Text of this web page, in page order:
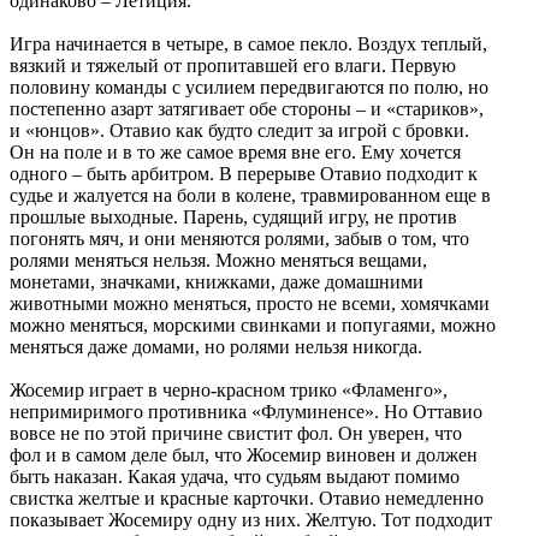
Игра начинается в четыре, в самое пекло. Воздух теплый,
вязкий и тяжелый от пропитавшей его влаги. Первую
половину команды с усилием передвигаются по полю, но
постепенно азарт затягивает обе стороны – и «стариков»,
и «юнцов». Отавио как будто следит за игрой с бровки.
Он на поле и в то же самое время вне его. Ему хочется
одного – быть арбитром. В перерыве Отавио подходит к
судье и жалуется на боли в колене, травмированном еще в
прошлые выходные. Парень, судящий игру, не против
погонять мяч, и они меняются ролями, забыв о том, что
ролями меняться нельзя. Можно меняться вещами,
монетами, значками, книжками, даже домашними
животными можно меняться, просто не всеми, хомячками
можно меняться, морскими свинками и попугаями, можно
меняться даже домами, но ролями нельзя никогда.
Жосемир играет в черно-красном трико «Фламенго»,
непримиримого противника «Флуминенсе». Но Оттавио
вовсе не по этой причине свистит фол. Он уверен, что
фол и в самом деле был, что Жосемир виновен и должен
быть наказан. Какая удача, что судьям выдают помимо
свистка желтые и красные карточки. Отавио немедленно
показывает Жосемиру одну из них. Желтую. Тот подходит